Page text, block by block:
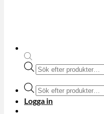
Produktsökning
Produktsökning
Logga in